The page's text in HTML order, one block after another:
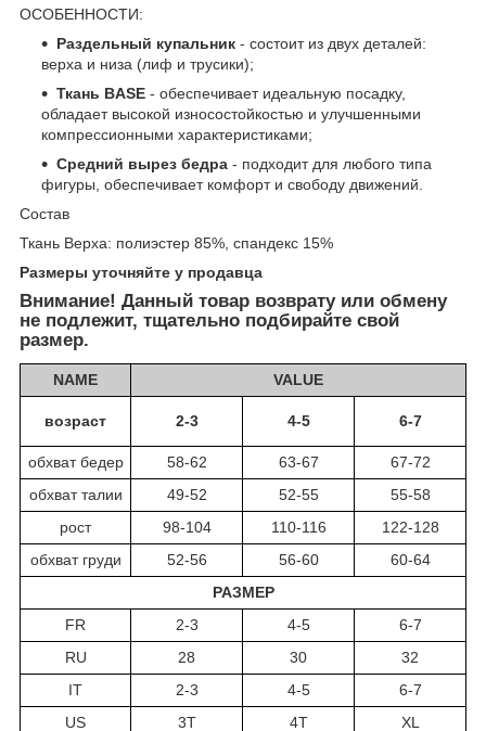
ОСОБЕННОСТИ:
Раздельный купальник - состоит из двух деталей:
верха и низа (лиф и трусики);
Ткань BASE - обеспечивает идеальную посадку,
обладает высокой износостойкостью и улучшенными
компрессионными характеристиками;
Средний вырез бедра - подходит для любого типа
фигуры, обеспечивает комфорт и свободу движений.
Состав
Ткань Верха: полиэстер 85%, спандекс 15%
Размеры уточняйте у продавца
Внимание! Данный товар возврату или обмену
не подлежит, тщательно подбирайте свой
размер.
NAME VALUE
возраст 2-3 4-5 6-7
обхват бедер 58-62 63-67
67-72
обхват талии
49-52 52-55
55-58
рост
98-104 110-116
122-128
обхват груди
52-56 56-60
60-64
РАЗМЕР
FR
2-3 4-5
6-7
RU
28 30
32
IT
2-3 4-5
6-7
US
3T 4T
XL